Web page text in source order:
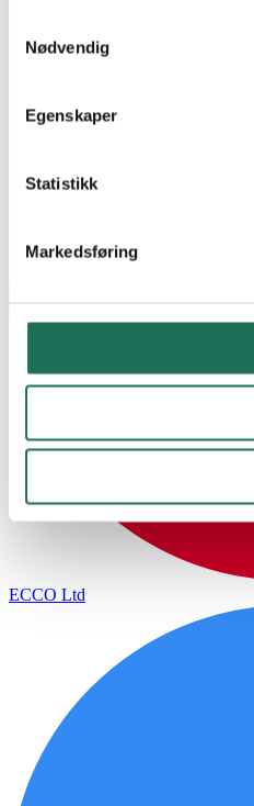
Nødvendig
Egenskaper
Statistikk
Markedsføring
ECCO Ltd